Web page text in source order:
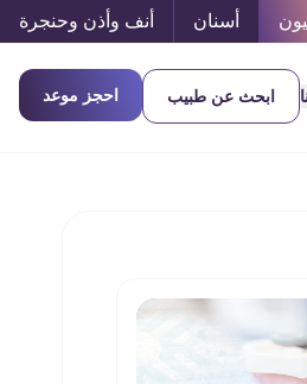
أسنان أنف وأذن وحنجرة
ابحث عن طبيب احجز موعد